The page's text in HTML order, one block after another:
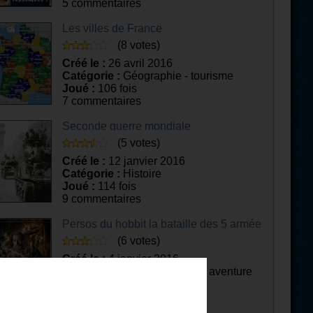
5 commentaires
Les villes de France
(8 votes)
Créé le : 26 avril 2016
Catégorie : Géographie - tourisme
Joué : 106 fois
7 commentaires
Seconde guerre mondiale
(5 votes)
Créé le : 12 janvier 2016
Catégorie : Histoire
Joué : 114 fois
9 commentaires
Persos du hobbit la bataille des 5 armées
(6 votes)
Créé le :4 janvier 2016
Cinéma d'action, aventure